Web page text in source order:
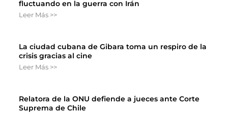
fluctuando en la guerra con Irán
Leer Más >>
La ciudad cubana de Gibara toma un respiro de la
crisis gracias al cine
Leer Más >>
Relatora de la ONU defiende a jueces ante Corte
Suprema de Chile